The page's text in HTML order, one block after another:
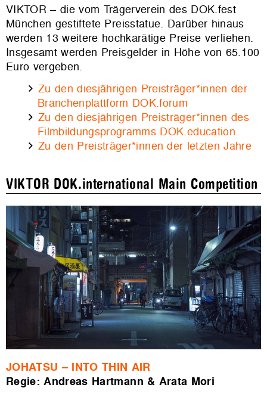
VIKTOR–die vom Trägerverein des DOK.fest
München gestiftete Preisstatue. Darüber hinaus
werden 13 weitere hochkarätige Preise verliehen.
Insgesamt werden Preisgelder in Höhe von 65.100
Euro vergeben.
Zu den diesjährigen Preisträger*innen der
Branchenplattform DOK.forum
Zu den diesjährigen Preisträger*innen des
Filmbildungsprogramms DOK.education
Zu den Preisträger*innen der letzten Jahre
VIKTOR DOK.international Main Competition
JOHATSU – INTO THIN AIR
Regie: Andreas Hartmann & Arata Mori